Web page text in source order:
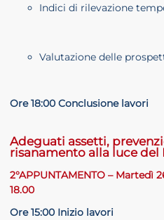
Indici di rilevazione
Valutazione delle
Ore 18:00 Conclusione lavori
Adeguati assetti,
risanamento alla luce del
2°APPUNTAMENTO – Martedì
18.00
Ore 15:00 Inizio lavori